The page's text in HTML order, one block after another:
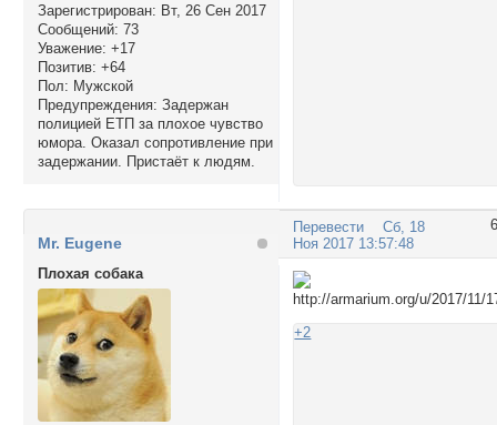
Зарегистрирован: Вт, 26 Сен 2017
Сообщений: 73
Уважение: +17
Позитив: +64
Пол: Мужской
Предупреждения: Задержан
полицией ЕТП за плохое чувство
юмора. Оказал сопротивление при
задержании. Пристаёт к людям.
Перевести 6
Сб, 18
Ноя 2017 13:57:48
Mr. Eugene
Плохая собака
+2